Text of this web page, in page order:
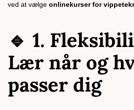
ved at vælge onlinekurser for
🔹 1.
Lær når og
passer dig